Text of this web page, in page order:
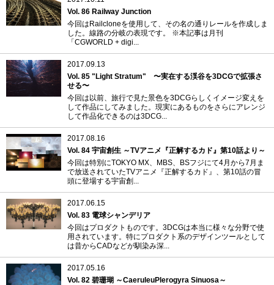
Vol. 86 Railway Junction
今回はRailcloneを使用して、その名の通りレールを作成しま
した。線路の分岐の表現です。 ※本記事は月刊
「CGWORLD + digi...
2017.09.13
Vol. 85 "Light Stratum" 〜実在する渓谷を3DCGで拡張さ
せる〜
今回は以前、旅行で見た景色を3DCGらしくイメージ変えを
して作品にしてみました。現実にあるものをさらにアレンジ
して作品化できるのは3DCG...
2017.08.16
Vol. 84 宇宙創生 ～TVアニメ『正解するカド』第10話より～
今回は特別にTOKYO MX、MBS、BSフジにて4月から7月ま
で放送されていたTVアニメ『正解するカド』、第10話の冒
頭に登場する宇宙創...
2017.06.15
Vol. 83 電球シャンデリア
今回はプロダクトものです。3DCGは本当に様々な分野で使
用されています。特にプロダクト系のデザインツールとして
は昔からCADなどが馴染み深...
2017.05.16
Vol. 82 碧珊瑚 ～CaeruleuPlerogyra Sinuosa～